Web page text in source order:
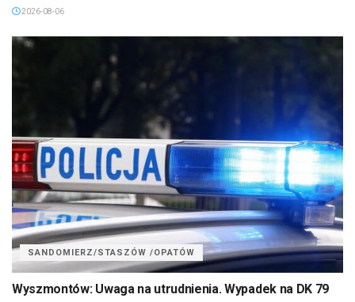
2026-08-06
SANDOMIERZ/STASZÓW /OPATÓW
Wyszmontów: Uwaga na utrudnienia. Wypadek na DK 79